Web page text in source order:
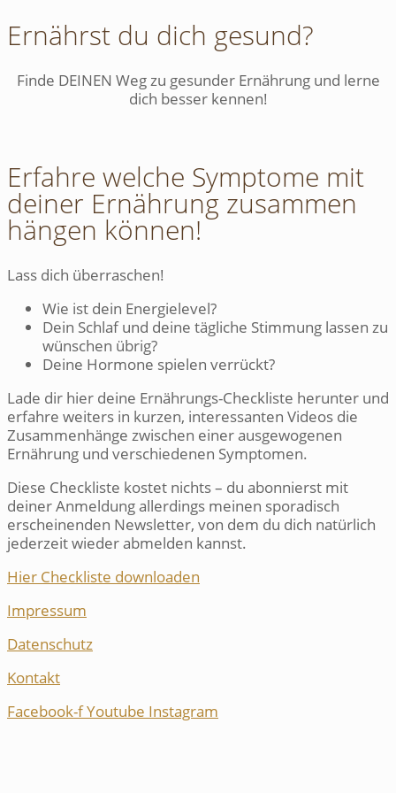
Ernährst du dich gesund?
Finde DEINEN Weg zu gesunder Ernährung und lerne
dich besser kennen!
Erfahre welche Symptome mit
deiner Ernährung zusammen
hängen können!
Lass dich überraschen!
Wie ist dein Energielevel?
Dein Schlaf und deine tägliche Stimmung lassen zu
wünschen übrig?
Deine Hormone spielen verrückt?
Lade dir hier deine Ernährungs-Checkliste herunter und
erfahre weiters in kurzen, interessanten Videos die
Zusammenhänge zwischen einer ausgewogenen
Ernährung und verschiedenen Symptomen.
Diese Checkliste kostet nichts – du abonnierst mit
deiner Anmeldung allerdings meinen sporadisch
erscheinenden Newsletter, von dem du dich natürlich
jederzeit wieder abmelden kannst.
Hier Checkliste downloaden
Impressum
Datenschutz
Kontakt
Facebook-fYoutube Instagram